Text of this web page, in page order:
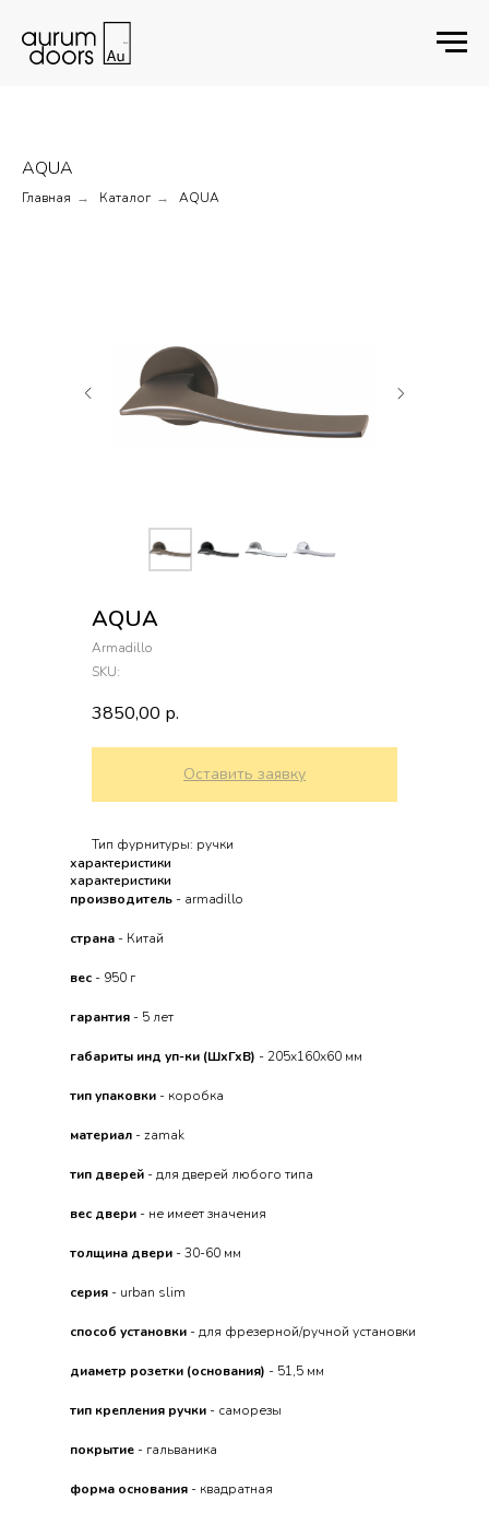
AQUA
Главная → Каталог → AQUA
AQUA
Armadillo
SKU:
3850,00 р.
Оставить заявку
Тип фурнитуры: ручки
характеристики
характеристики
производитель - armadillo
страна - Китай
вес - 950 г
гарантия - 5 лет
габариты инд уп-ки (ШхГхВ) - 205x160x60 мм
тип упаковки - коробка
материал - zamak
тип дверей - для дверей любого типа
вес двери - не имеет значения
толщина двери - 30-60 мм
серия - urban slim
способ установки - для фрезерной/ручной установки
диаметр розетки (основания) - 51,5 мм
тип крепления ручки - саморезы
покрытие - гальваника
форма основания - квадратная